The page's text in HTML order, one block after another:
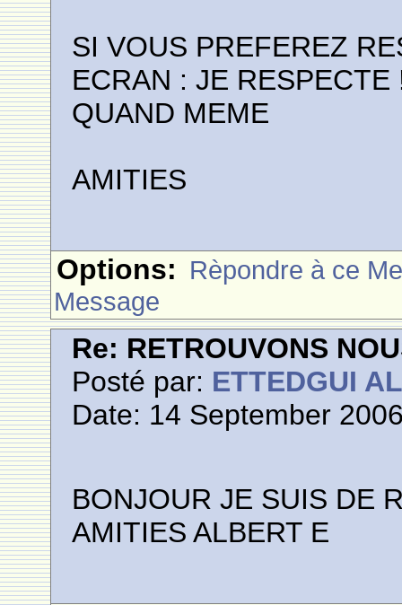
SI VOUS PREFEREZ
ECRAN : JE
QUAND MEME
AMITIES
Options: Rèpondre à ce
Message
Re: RETROUVONS
Posté par: ETTEDGUI
Date: 14 September
BONJOUR JE SUIS DE
AMITIES ALBERT E